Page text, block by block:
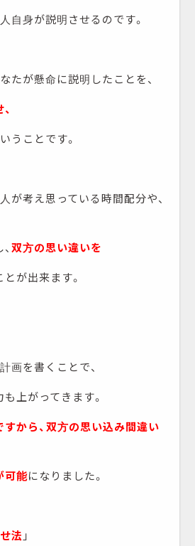
自身が説明させるのです。
たが懸命に説明したことを、
うことです。
が考え思っている時間配分や、
双方の思い違いを
とが出来ます。
画を書くことで、
上がってきます。
から、双方の思い込み間違い
可能になりました。
法 」